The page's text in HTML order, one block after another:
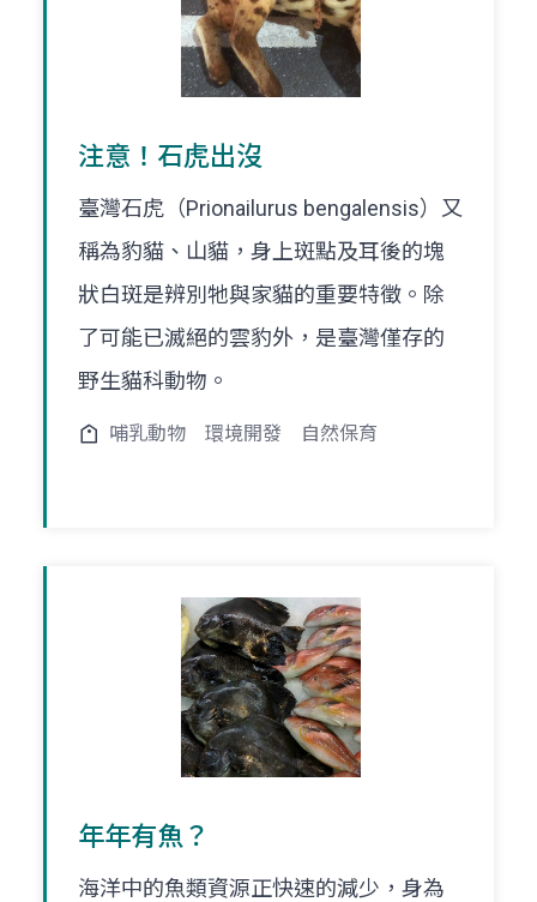
注意！石虎出沒
臺灣石虎（Prionailurus bengalensis）又
稱為豹貓、山貓，身上斑點及耳後的塊
狀白斑是辨別牠與家貓的重要特徵。除
了可能已滅絕的雲豹外，是臺灣僅存的
野生貓科動物。
哺乳動物 環境開發 自然保育
年年有魚？
海洋中的魚類資源正快速的減少，身為